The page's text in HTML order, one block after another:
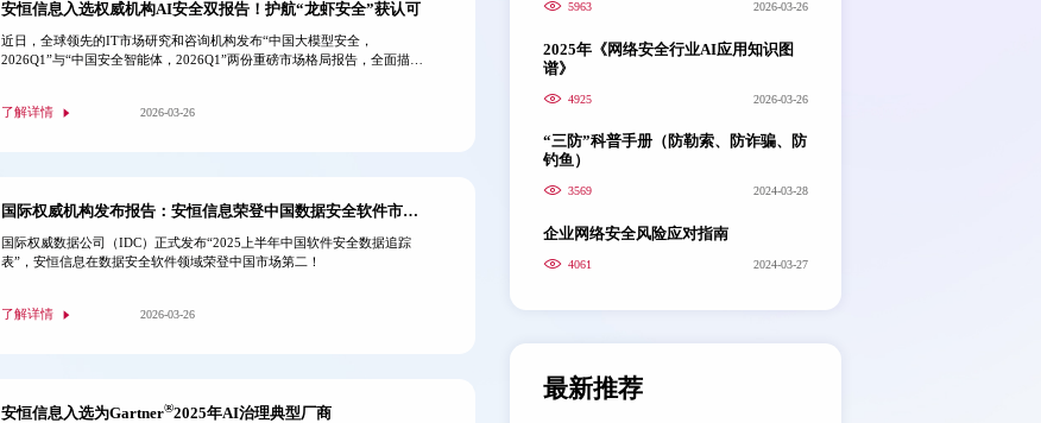
安恒信息入选权威机构AI安全双报告！护航“龙虾安全”获认可
近日，全球领先的IT市场研究和咨询机构发布“中国大模型安全，
2026Q1”与“中国安全智能体，2026Q1”两份重磅市场格局报告，全面描绘
表厂商名单，再次彰显其在前沿安全技术赛道的行业影响力与市场地位。
了解详情 2026-03-26
国际权威机构发布报告：安恒信息荣登中国数据安全软件市场前二
国际权威数据公司（IDC）正式发布“2025上半年中国软件安全数据追踪
表”，安恒信息在数据安全软件领域荣登中国市场第二！
了解详情 2026-03-26
安恒信息入选为Gartner®2025年AI治理典型厂商
5963 2026-03-26
2025年《网络安全行业AI应用知识图
谱》
4925 2026-03-26
“三防”科普手册（防勒索、防诈骗、防
钓鱼）
3569 2024-03-28
企业网络安全风险应对指南
4061 2024-03-27
最新推荐